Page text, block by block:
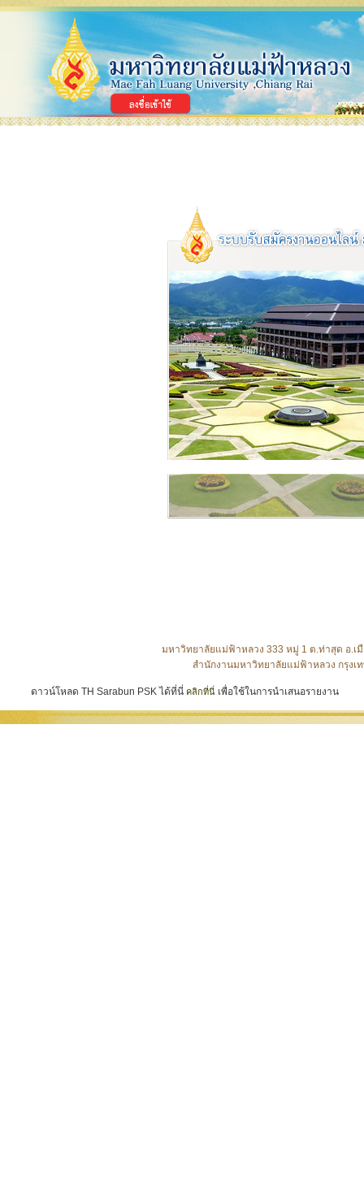
มหาวิทยาลัยแม่ฟ้าหลวง 333 หมู่ 1 ต.ท่าสุด อ.เมื
สำนักงานมหาวิทยาลัยแม่ฟ้าหลวง กรุงเ
ดาวน์โหลด TH Sarabun PSK ได้ที่นี่ คลิกที่นี่ เพื่อใช้ในการนำเสนอรายงาน